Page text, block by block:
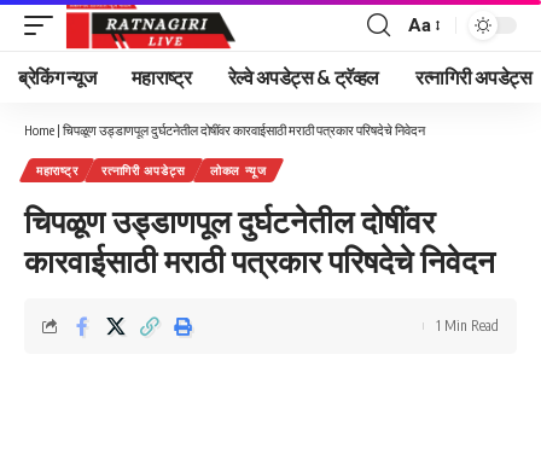
Font
Resizer
Aa
ब्रेकिंग न्यूज महाराष्ट्र रेल्वे अपडेट्स & ट्रॅव्हल रत्नागिरी अपडेट्स
Home | चिपळूण उड्डाणपूल दुर्घटनेतील दोषींवर कारवाईसाठी मराठी पत्रकार परिषदेचे निवेदन
महाराष्ट्र रत्नागिरी अपडेट्स लोकल न्यूज
चिपळूण उड्डाणपूल दुर्घटनेतील दोषींवर
कारवाईसाठी मराठी पत्रकार परिषदेचे निवेदन
1 Min Read